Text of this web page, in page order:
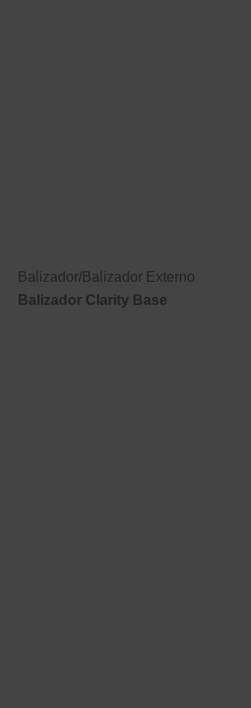
Balizador/Balizador Externo
Balizador Clarity Base